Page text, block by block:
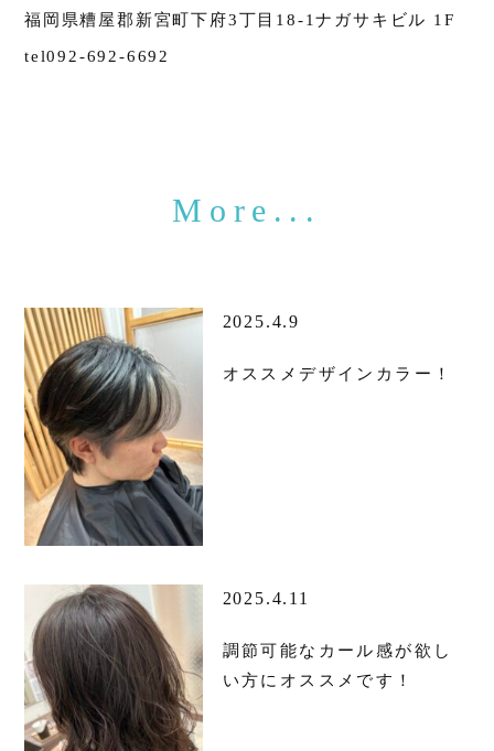
福岡県糟屋郡新宮町下府3丁目18-1ナガサキビル 1F
tel092-692-6692
2025.4.9
オススメデザインカラー！
2025.4.11
調節可能なカール感が欲し
い方にオススメです！